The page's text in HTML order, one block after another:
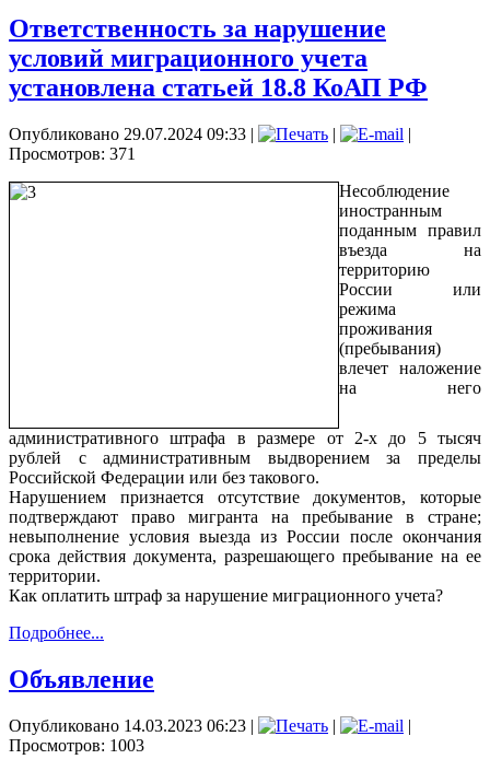
Ответственность за нарушение
условий миграционного учета
установлена статьей 18.8 КоАП РФ
Опубликовано 29.07.2024 09:33 | |
|
Просмотров: 371
Несоблюдение
иностранным
поданным правил
въезда на
территорию
России или
режима
проживания
(пребывания)
влечет наложение
на него
административного штрафа в размере от 2-х до 5 тысяч
рублей с административным выдворением за пределы
Российской Федерации или без такового.
Нарушением признается отсутствие документов, которые
подтверждают право мигранта на пребывание в стране;
невыполнение условия выезда из России после окончания
срока действия документа, разрешающего пребывание на ее
территории.
Как оплатить штраф за нарушение миграционного учета?
Подробнее...
Объявление
Опубликовано 14.03.2023 06:23 | |
|
Просмотров: 1003